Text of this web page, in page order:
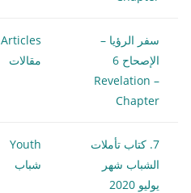
سفر الرؤيا –
الإصحاح 6
Revelation –
Chapter
Articles
مقالات
7. كتاب تأملات
الشباب شهر
يوليو 2020
Youth
شباب